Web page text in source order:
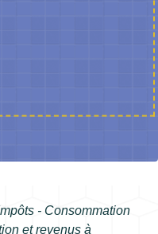
- Consommation
et revenus à